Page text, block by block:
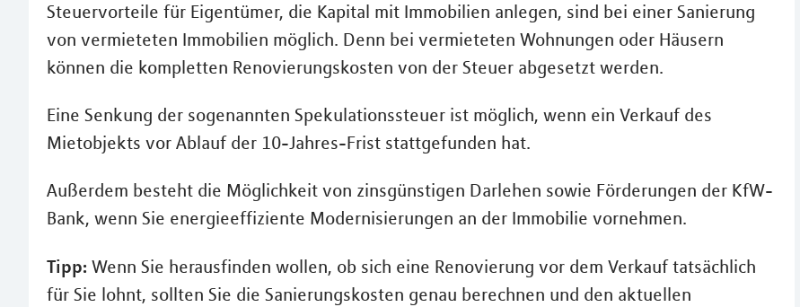
Steuervorteile für Eigentümer, die Kapital mit Immobilien anlegen, sind bei einer Sanierung
von vermieteten Immobilien möglich. Denn bei vermieteten Wohnungen oder Häusern
können die kompletten Renovierungskosten von der Steuer abgesetzt werden.
Eine Senkung der sogenannten Spekulationssteuer ist möglich, wenn ein Verkauf des
Mietobjekts vor Ablauf der 10-Jahres-Frist stattgefunden hat.
Außerdem besteht die Möglichkeit von zinsgünstigen Darlehen sowie Förderungen der KfW-
Bank, wenn Sie energieeffiziente Modernisierungen an der Immobilie vornehmen.
Tipp: Wenn Sie herausfinden wollen, ob sich eine Renovierung vor dem Verkauf tatsächlich
für Sie lohnt, sollten Sie die Sanierungskosten genau berechnen und den aktuellen